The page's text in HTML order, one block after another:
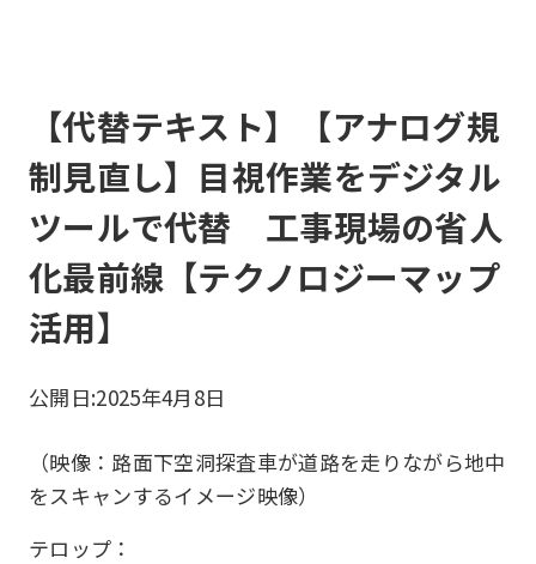
【代替テキスト】【アナログ規
制見直し】目視作業をデジタル
ツールで代替 工事現場の省人
化最前線【テクノロジーマップ
活用】
公開日:2025年4月8日
（映像：路面下空洞探査車が道路を走りながら地中
をスキャンするイメージ映像）
テロップ：